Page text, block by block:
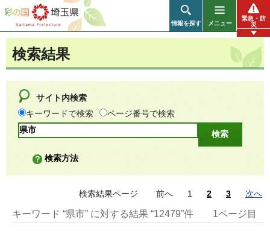
彩の国 埼玉県
情報を探す メニュー
緊急・防
災
検索結果
サイト内検索
キーワードで検索
ページ番号で検索
検索方法
検索結果ページ 前へ 1 2 3 次へ
キーワード “県市” に対する結果 “12479”件 1ページ目